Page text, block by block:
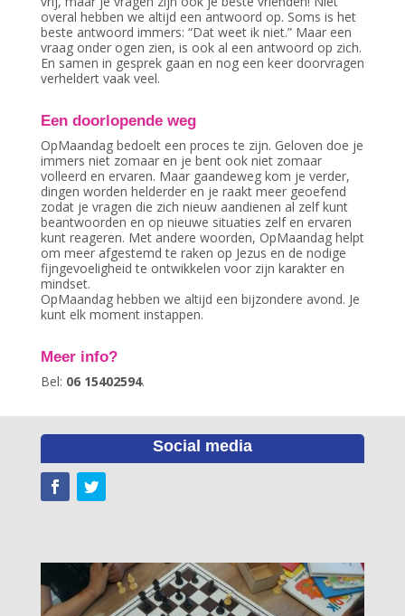
overal hebben we altijd een antwoord op. Soms is het
beste antwoord immers: “Dat weet ik niet.” Maar een
vraag onder ogen zien, is ook al een antwoord op zich.
En samen in gesprek gaan en nog een keer doorvragen
verheldert vaak veel.
Een doorlopende weg
OpMaandag bedoelt een proces te zijn. Geloven doe je
immers niet zomaar en je bent ook niet zomaar
volleerd en ervaren. Maar gaandeweg kom je verder,
dingen worden helderder en je raakt meer geoefend
zodat je vragen die zich nieuw aandienen al zelf kunt
beantwoorden en op nieuwe situaties zelf en ervaren
kunt reageren. Met andere woorden, OpMaandag helpt
om meer afgestemd te raken op Jezus en de nodige
fijngevoeligheid te ontwikkelen voor zijn karakter en
mindset.
OpMaandag hebben we altijd een bijzondere avond. Je
kunt elk moment instappen.
Meer info?
Bel: 06 15402594.
Social media